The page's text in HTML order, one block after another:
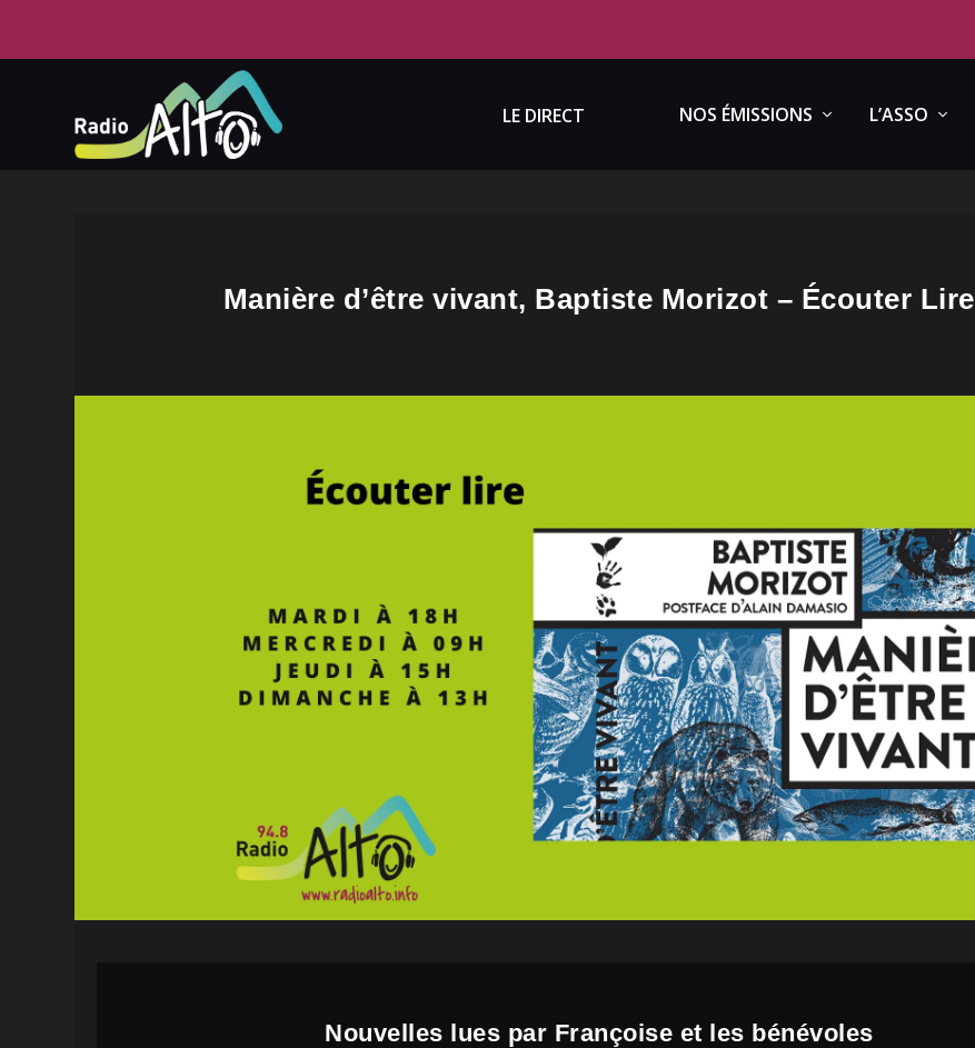
LE DIRECT NOS ÉMISSIONS L’ASSO
Manière d’être vivant, Baptiste Morizot – Écouter Lire
Nouvelles lues par Françoise et les bénévoles